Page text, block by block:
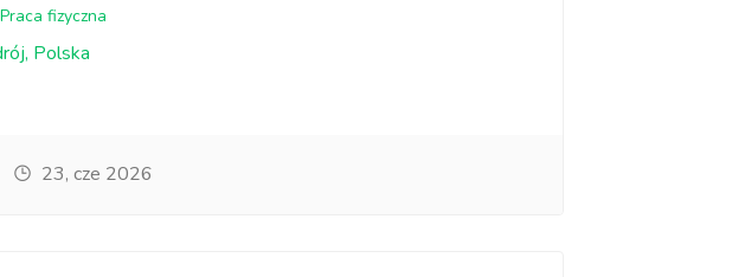
Praca fizyczna
Polska
23, cze 2026